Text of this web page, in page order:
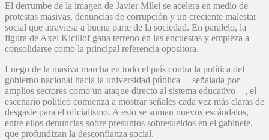
El derrumbe de la imagen de Javier Milei se acelera en medio de
protestas masivas, denuncias de corrupción y un creciente malestar
social que atraviesa a buena parte de la sociedad. En paralelo, la
figura de Axel Kicillof gana terreno en las encuestas y empieza a
consolidarse como la principal referencia opositora.
Luego de la masiva marcha en todo el país contra la política del
gobierno nacional hacia la universidad pública —señalada por
amplios sectores como un ataque directo al sistema educativo—, el
escenario político comienza a mostrar señales cada vez más claras de
desgaste para el oficialismo. A esto se suman nuevos escándalos,
entre ellos denuncias sobre presuntos sobresueldos en el gabinete,
que profundizan la desconfianza social.